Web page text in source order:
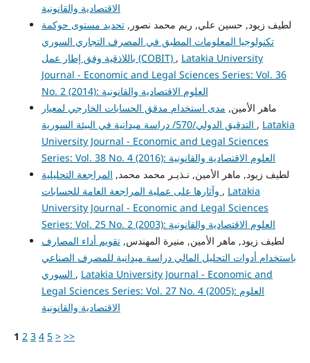
الاقتصادية والقانونية
لطيف زيود, حسين علي, ريم محمد نصور,تحديد مستوى حوكمة
تكنولوجيا المعلومات المطبق في المصرف التجاري السوري
باللاذقية وفق إطار عمل (COBIT) , Latakia University
Journal - Economic and Legal Sciences Series: Vol. 36
No. 2 (2014): العلوم الاقتصادية والقانونية
ماهر الأمين, مدى استخدام مدقق الحسابات الخارجي لمعيار
, Latakia
University Journal - Economic and Legal Sciences
Series: Vol. 38 No. 4 (2016): العلوم الاقتصادية والقانونية
لطيف زيود, ماهر الأمين, نـذيـر محمد محمد, المراجعة التحليلية
, Latakia
University Journal - Economic and Legal Sciences
Series: Vol. 25 No. 2 (2003): العلوم الاقتصادية والقانونية
لطيف زيود, ماهر الأمين, منيرة المهندس,تقويم أداء المصارف
باستخدام أدوات التحليل المالي دراسة ميدانية للمصرف الصناعي
, Latakia University Journal - Economic and
Legal Sciences Series: Vol. 27 No. 4 (2005): العلوم
الاقتصادية والقانونية
1 2 3 4 5 > >>